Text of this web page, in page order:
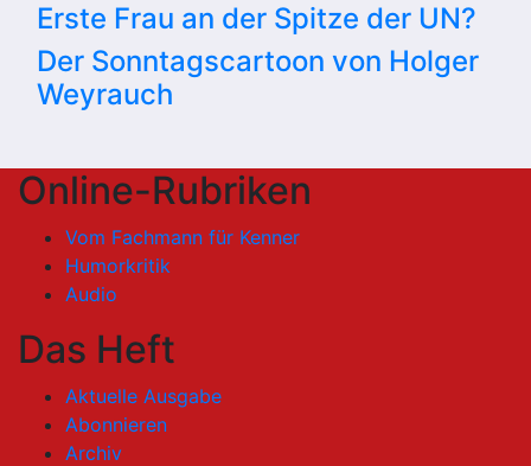
Erste Frau an der Spitze der UN?
Der Sonntagscartoon von Holger
Weyrauch
Online-Rubriken
Vom Fachmann für Kenner
Humorkritik
Audio
Das Heft
Aktuelle Ausgabe
Abonnieren
Archiv